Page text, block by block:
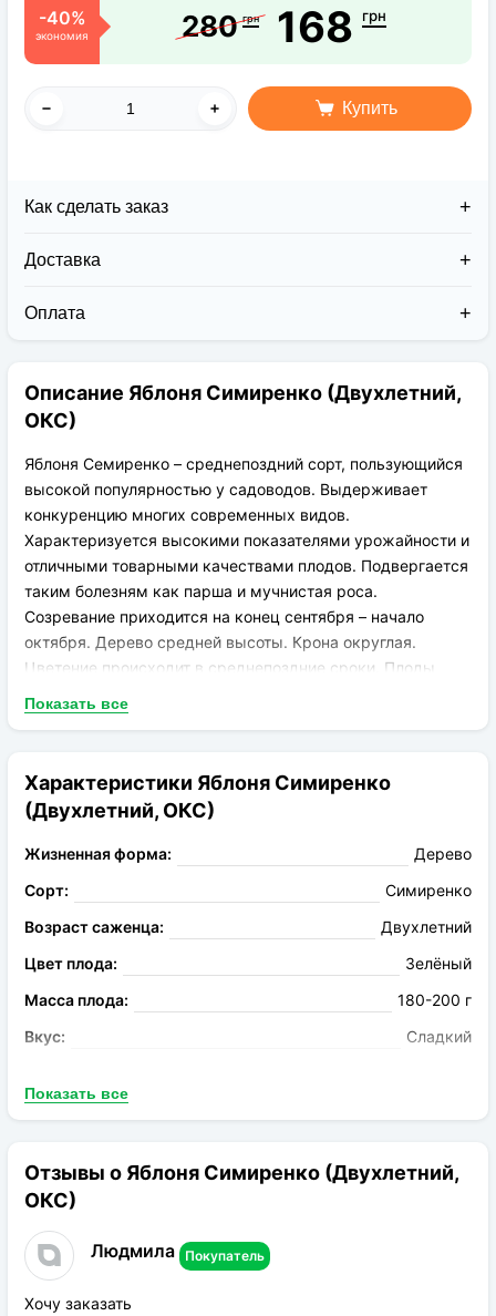
-40%
экономия 280 грн 168 грн
Купить
Как сделать заказ
Доставка
курьерскими службами:
транспортировки вплоть до 14 дней (с учётом
хранения на складе).
Оплата
На карту приват банка перед отправкой;
По выставленному счёту (реквизитам
юридического лица);
Описание Яблоня Симиренко (Двухлетний,
ОКС)
Яблоня Семиренко – среднепоздний сорт, пользующийся
высокой популярностью у садоводов. Выдерживает
конкуренцию многих современных видов.
Характеризуется высокими показателями урожайности и
отличными товарными качествами плодов. Подвергается
таким болезням как парша и мучнистая роса.
Созревание приходится на конец сентября – начало
октября. Дерево средней высоты. Крона округлая.
Цветение происходит в среднепоздние сроки. Плоды
Окрас зеленый, под кожей присутствуют
сладкий (4,7 балла). Аромат выраженный, приятный.
Лежкость высокая.
Показать все
Характеристики Яблоня Симиренко
(Двухлетний, ОКС)
Жизненная форма:
Дерево
Сорт:
Симиренко
Возраст саженца:
Двухлетний
Цвет плода:
Зелёный
Масса плода:
180-200 г
Вкус:
Сладкий
Опыление:
Род:
Яблоня
Расстояние посадки:
Показать все
Отзывы о Яблоня Симиренко (Двухлетний,
ОКС)
Людмила Покупатель
Хочу заказать